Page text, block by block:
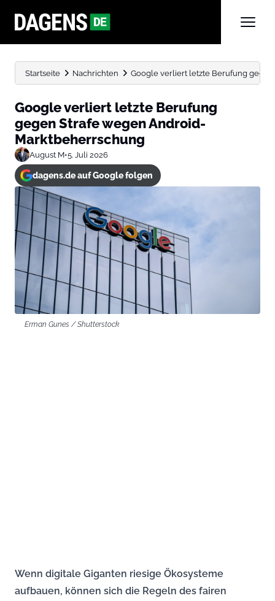
Startseite Nachrichten Google verliert letzte Berufung
Google verliert letzte Berufung
gegen Strafe wegen Android-
Marktbeherrschung
August M•5. Juli 2026
dagens.de auf Google folgen
Erman Gunes / Shutterstock
Wenn digitale Giganten riesige Ökosysteme
aufbauen, können sich die Regeln des fairen